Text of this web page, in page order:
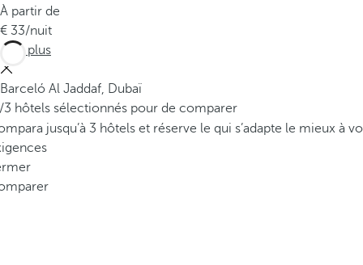
À partir de
33/nuit
Voir plus
Barceló Al Jaddaf, Dubaï
/3 hôtels sélectionnés pour de comparer
jusqu’à 3 hôtels et réserve le qui s’adapte le mieux à